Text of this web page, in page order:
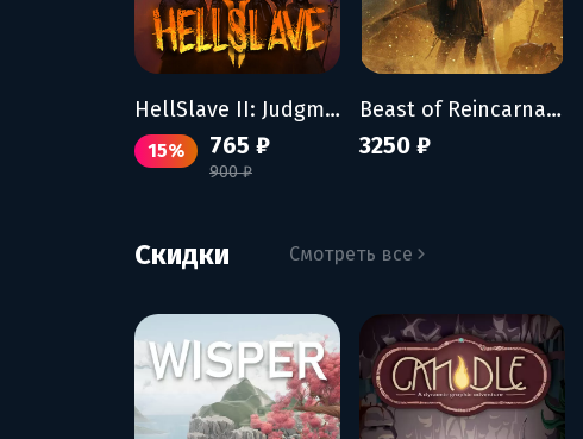
HellSlave II: Judgment of the Archon
15% 765 ₽
900 ₽
Beast of Reincarnation - Deluxe Edition
3250 ₽
Скидки Смотреть все